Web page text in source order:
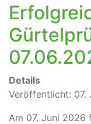
Details
Veröffentlicht: 07.
Am 07. Juni 2026